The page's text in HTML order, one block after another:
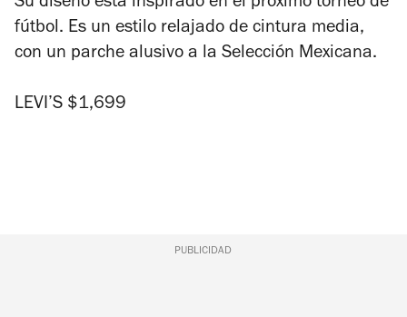
fútbol. Es un estilo relajado de cintura media,
con un parche alusivo a la Selección Mexicana.
LEVI’S $1,699
PUBLICIDAD